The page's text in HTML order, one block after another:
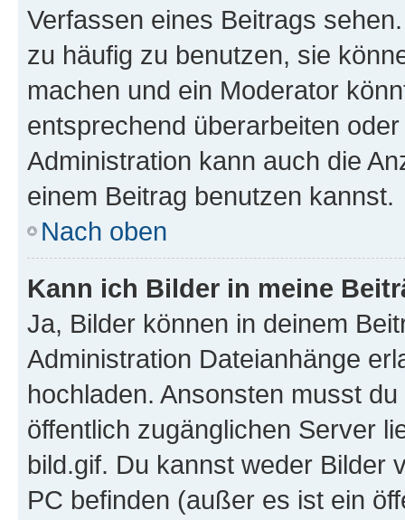
Verfassen eines Beitrags
zu häufig zu benutzen, sie
machen und ein Moderator
entsprechend überarbeiten
Administration kann auch die
einem Beitrag benutzen kannst.
Nach oben
Kann ich Bilder in meine
Ja, Bilder können in deinem
Administration Dateianhänge
hochladen. Ansonsten musst
öffentlich zugänglichen Server
bild.gif. Du kannst weder Bilder
PC befinden (außer es ist ein